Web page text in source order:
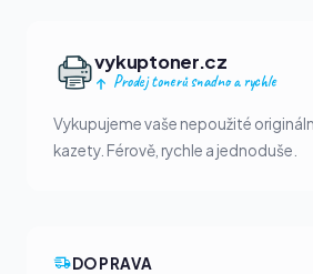
vykuptoner.cz
Prodej tonerů snadno a rychle
Vykupujeme vaše nepoužité
kazety. Férově, rychle a jednoduše.
DOPRAVA